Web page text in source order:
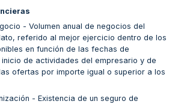
- Volumen anual de negocios del
referido al mejor ejercicio dentro de los
en función de las fechas de
de actividades del empresario y de
ofertas por importe igual o superior a los
- Existencia de un seguro de